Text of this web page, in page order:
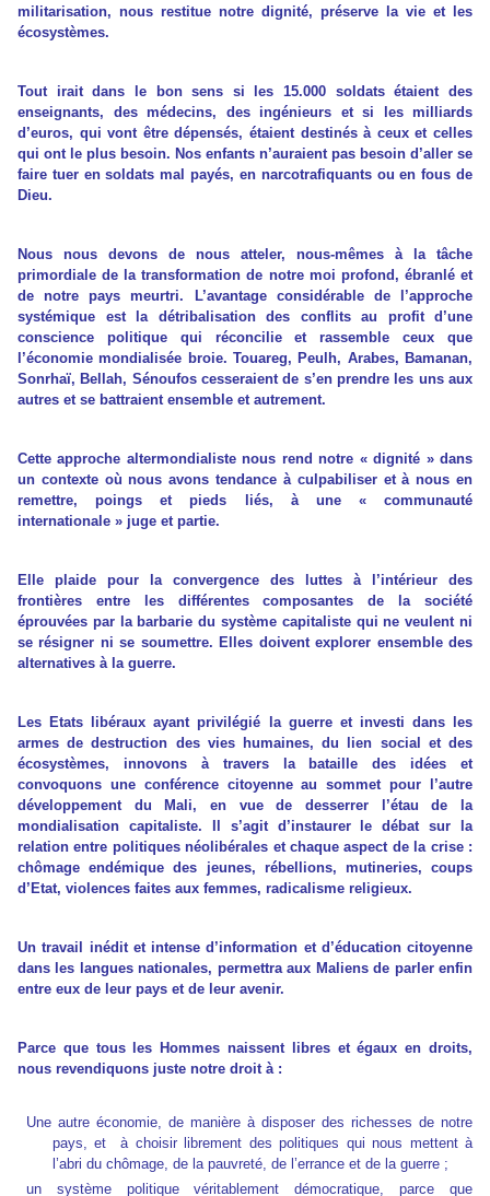
militarisation, nous restitue notre dignité, préserve la vie et les
écosystèmes.
Tout irait dans le bon sens si les 15.000 soldats étaient des
enseignants, des médecins, des ingénieurs et si les milliards
d’euros, qui vont être dépensés, étaient destinés à ceux et celles
qui ont le plus besoin. Nos enfants n’auraient pas besoin d’aller se
faire tuer en soldats mal payés, en narcotrafiquants ou en fous de
Dieu.
Nous nous devons de nous atteler, nous-mêmes à la tâche
primordiale de la transformation de notre moi profond, ébranlé et
de notre pays meurtri. L’avantage considérable de l’approche
systémique est la détribalisation des conflits au profit d’une
conscience politique qui réconcilie et rassemble ceux que
l’économie mondialisée broie. Touareg, Peulh, Arabes, Bamanan,
Sonrhaï, Bellah, Sénoufos cesseraient de s’en prendre les uns aux
autres et se battraient ensemble et autrement.
Cette approche altermondialiste nous rend notre « dignité » dans
un contexte où nous avons tendance à culpabiliser et à nous en
remettre, poings et pieds liés, à une « communauté
internationale » juge et partie.
Elle plaide pour la convergence des luttes à l’intérieur des
frontières entre les différentes composantes de la société
éprouvées par la barbarie du système capitaliste qui ne veulent ni
se résigner ni se soumettre. Elles doivent explorer ensemble des
alternatives à la guerre.
Les Etats libéraux ayant privilégié la guerre et investi dans les
armes de destruction des vies humaines, du lien social et des
écosystèmes, innovons à travers la bataille des idées et
convoquons une conférence citoyenne au sommet pour l’autre
développement du Mali, en vue de desserrer l’étau de la
mondialisation capitaliste. Il s’agit d’instaurer le débat sur la
relation entre politiques néolibérales et chaque aspect de la crise :
chômage endémique des jeunes, rébellions, mutineries, coups
d’Etat, violences faites aux femmes, radicalisme religieux.
Un travail inédit et intense d’information et d’éducation citoyenne
dans les langues nationales, permettra aux Maliens de parler enfin
entre eux de leur pays et de leur avenir.
Parce que tous les Hommes naissent libres et égaux en droits,
nous revendiquons juste notre droit à :
Une autre économie, de manière à disposer des richesses de notre
pays, et à choisir librement des politiques qui nous mettent à
l’abri du chômage, de la pauvreté, de l’errance et de la guerre ;
un système politique véritablement démocratique, parce que